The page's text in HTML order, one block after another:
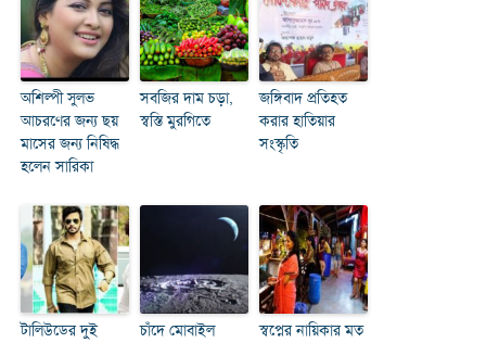
অশিল্পী সুলভ
আচরণের জন্য ছয়
মাসের জন্য নিষিদ্ধ
হলেন সারিকা
সবজির দাম চড়া,
স্বস্তি মুরগিতে
জঙ্গিবাদ প্রতিহত
করার হাতিয়ার
সংস্কৃতি
টালিউডের দুই
চাঁদে মোবাইল
স্বপ্নের নায়িকার মত